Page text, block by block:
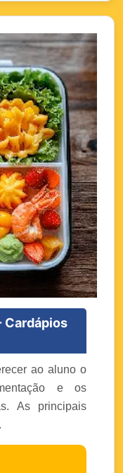
Cardápios
ao aluno o
e os
As principais